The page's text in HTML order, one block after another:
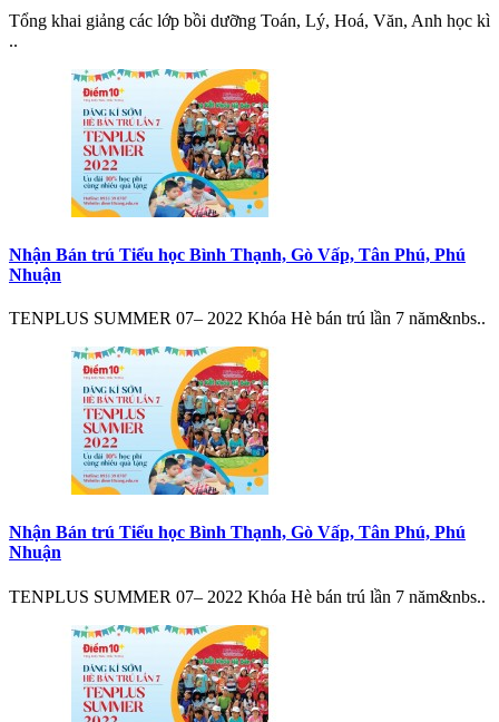
Tổng khai giảng các lớp bồi dưỡng Toán, Lý, Hoá, Văn, Anh học kì
..
Nhận Bán trú Tiểu học Bình Thạnh, Gò Vấp, Tân Phú, Phú
Nhuận
TENPLUS SUMMER 07– 2022 Khóa Hè bán trú lần 7 năm&nbs..
Nhận Bán trú Tiểu học Bình Thạnh, Gò Vấp, Tân Phú, Phú
Nhuận
TENPLUS SUMMER 07– 2022 Khóa Hè bán trú lần 7 năm&nbs..